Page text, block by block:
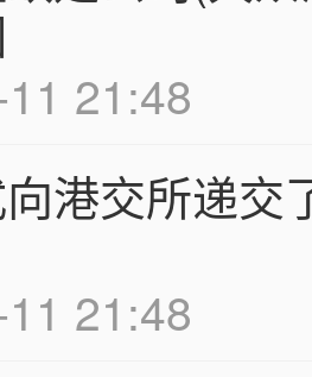
21:48
港交所递交
21:48